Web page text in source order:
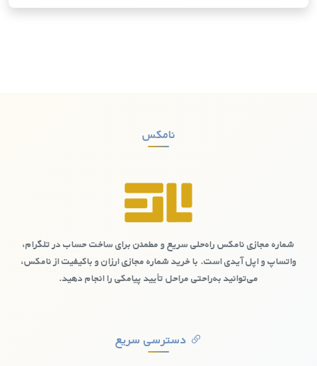
شماره‌ها، دیگر نگرانی‌ای از دسترسی هکرها و کلاهبرداران به شماره
واقعی شما وجود نخواهد داشت. این مزیت به‌ویژه برای کسانی که
امنیت اطلاعاتشان برایشان مهم است، اهمیت دارد.
نامکس
شماره مجازی نامکس راه‌حلی سریع و مطمئن برای ساخت حساب در تلگرام،
واتساپ و اپل آیدی است. با خرید شماره مجازی ارزان و باکیفیت از نامکس،
می‌توانید به‌راحتی مراحل تأیید پیامکی را انجام دهید.
دسترسی سریع